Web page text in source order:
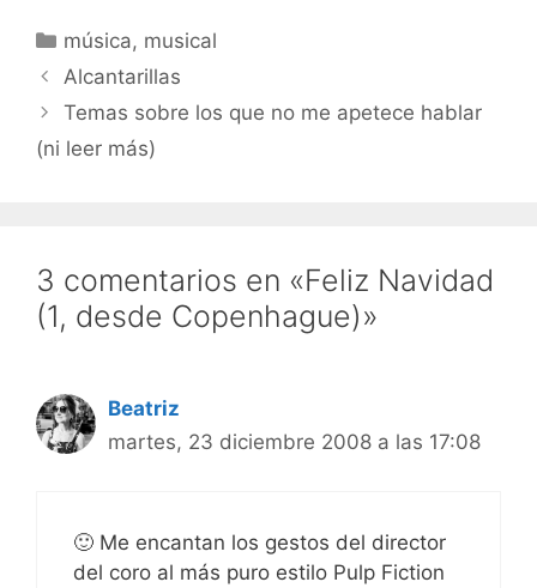
Categorías
música, musical
Alcantarillas
Temas sobre los que no me apetece hablar
(ni leer más)
3 comentarios en «Feliz Navidad
(1, desde Copenhague)»
Beatriz
martes, 23 diciembre 2008 a las 17:08
🙂 Me encantan los gestos del director
del coro al más puro estilo Pulp Fiction